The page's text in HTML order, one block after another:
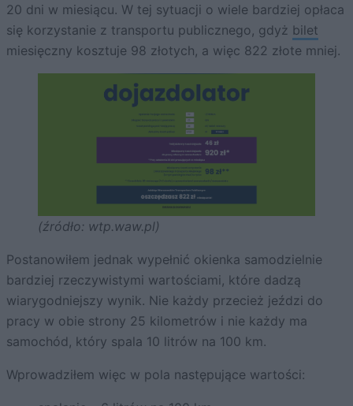
20 dni w miesiącu. W tej sytuacji o wiele bardziej opłaca
się korzystanie z transportu publicznego, gdyż bilet
miesięczny kosztuje 98 złotych, a więc 822 złote mniej.
(źródło: wtp.waw.pl)
Postanowiłem jednak wypełnić okienka samodzielnie
bardziej rzeczywistymi wartościami, które dadzą
wiarygodniejszy wynik. Nie każdy przecież jeździ do
pracy w obie strony 25 kilometrów i nie każdy ma
samochód, który spala 10 litrów na 100 km.
Wprowadziłem więc w pola następujące wartości: